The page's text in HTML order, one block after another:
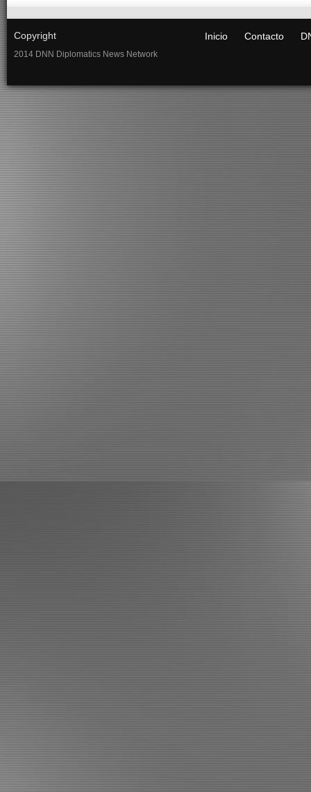
Copyright
2014 DNN Diplomatics News Network
Inicio Contacto